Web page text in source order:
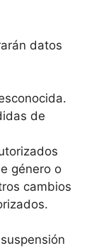
datos
de
género o
cambios